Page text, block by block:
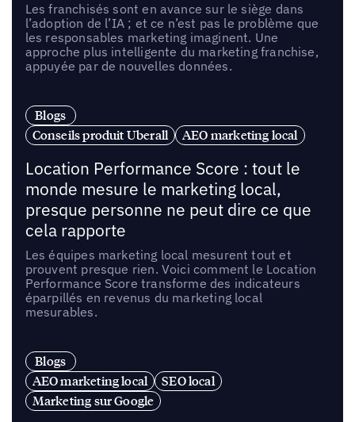
Les franchisés sont en avance sur le siège dans
l’adoption de l’IA ; et ce n’est pas le problème que
les responsables marketing imaginent. Une
approche plus intelligente du marketing franchise,
appuyée par de nouvelles données.
Blogs
Conseils produit Uberall
AEO marketing local
Location Performance Score : tout le
monde mesure le marketing local,
presque personne ne peut dire ce que
cela rapporte
Les équipes marketing local mesurent tout et
prouvent presque rien. Voici comment le Location
Performance Score transforme des indicateurs
éparpillés en revenus du marketing local
mesurables.
Blogs
AEO marketing local
SEO local
Marketing sur Google